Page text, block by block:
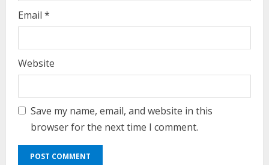
Email *
Website
Save my name, email, and website in this
browser for the next time I comment.